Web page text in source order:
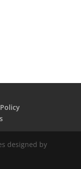
designed by